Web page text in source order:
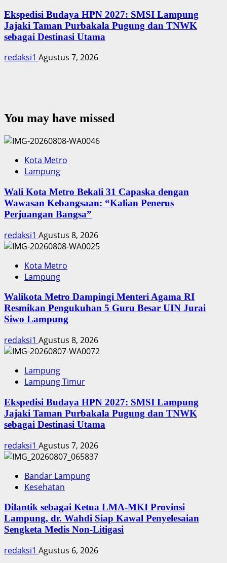
Ekspedisi Budaya HPN 2027: SMSI Lampung
Jajaki Taman Purbakala Pugung dan TNWK
sebagai Destinasi Utama
redaksi1 Agustus 7, 2026
You may have missed
Kota Metro
Lampung
Wali Kota Metro Bekali 31 Capaska dengan
Wawasan Kebangsaan: “Kalian Penerus
Perjuangan Bangsa”
redaksi1 Agustus 8, 2026
Kota Metro
Lampung
Walikota Metro Dampingi Menteri Agama RI
Resmikan Pengukuhan 5 Guru Besar UIN Jurai
Siwo Lampung
redaksi1 Agustus 8, 2026
Lampung
Lampung Timur
Ekspedisi Budaya HPN 2027: SMSI Lampung
Jajaki Taman Purbakala Pugung dan TNWK
sebagai Destinasi Utama
redaksi1 Agustus 7, 2026
Bandar Lampung
Kesehatan
Dilantik sebagai Ketua LMA-MKI Provinsi
Lampung, dr. Wahdi Siap Kawal Penyelesaian
Sengketa Medis Non-Litigasi
redaksi1 Agustus 6, 2026